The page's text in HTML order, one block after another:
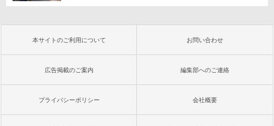
本サイトのご利用について お問い合わせ
広告掲載のご案内 編集部へのご連絡
プライバシーポリシー 会社概要